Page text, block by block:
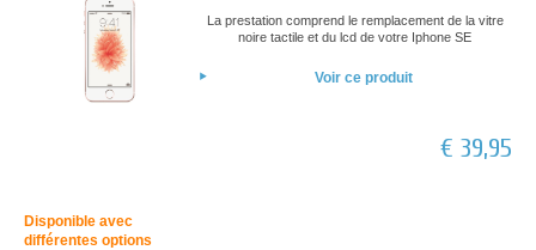
La prestation comprend le remplacement de la vitre
noire tactile et du lcd de votre Iphone SE
Voir ce produit
€ 39,95
Disponible avec
différentes options